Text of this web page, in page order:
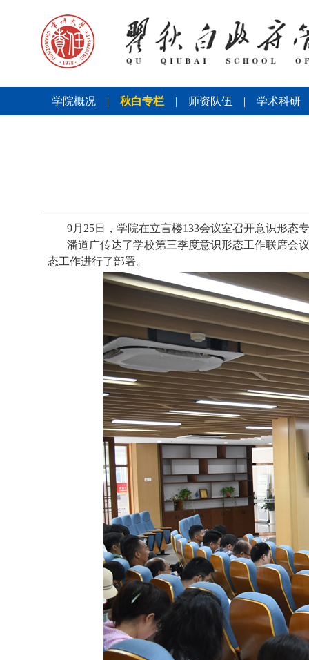
学院概况 | 秋白专栏 | 师资队伍 | 学术科研
9月 25日，学院在立言楼133会议室召开意识形态
潘道广传达了学校第三季度意识形态工作联席会
态工作进行了部署。